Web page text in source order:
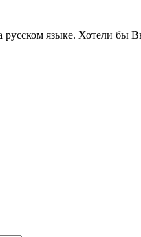
русском языке. Хотели